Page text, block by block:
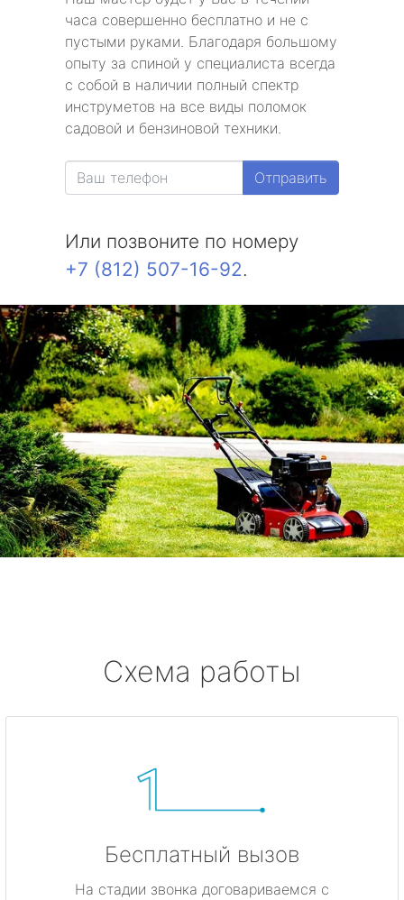
часа совершенно бесплатно и не с
пустыми руками. Благодаря большому
опыту за спиной у специалиста всегда
с собой в наличии полный спектр
инструметов на все виды поломок
садовой и бензиновой техники.
Отправить
Или позвоните по номеру
+7 (812) 507-16-92.
Схема работы
Бесплатный вызов
На стадии звонка договариваемся с